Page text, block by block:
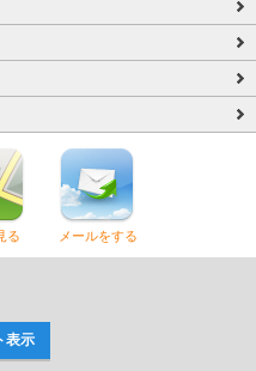
る メールをする
表示